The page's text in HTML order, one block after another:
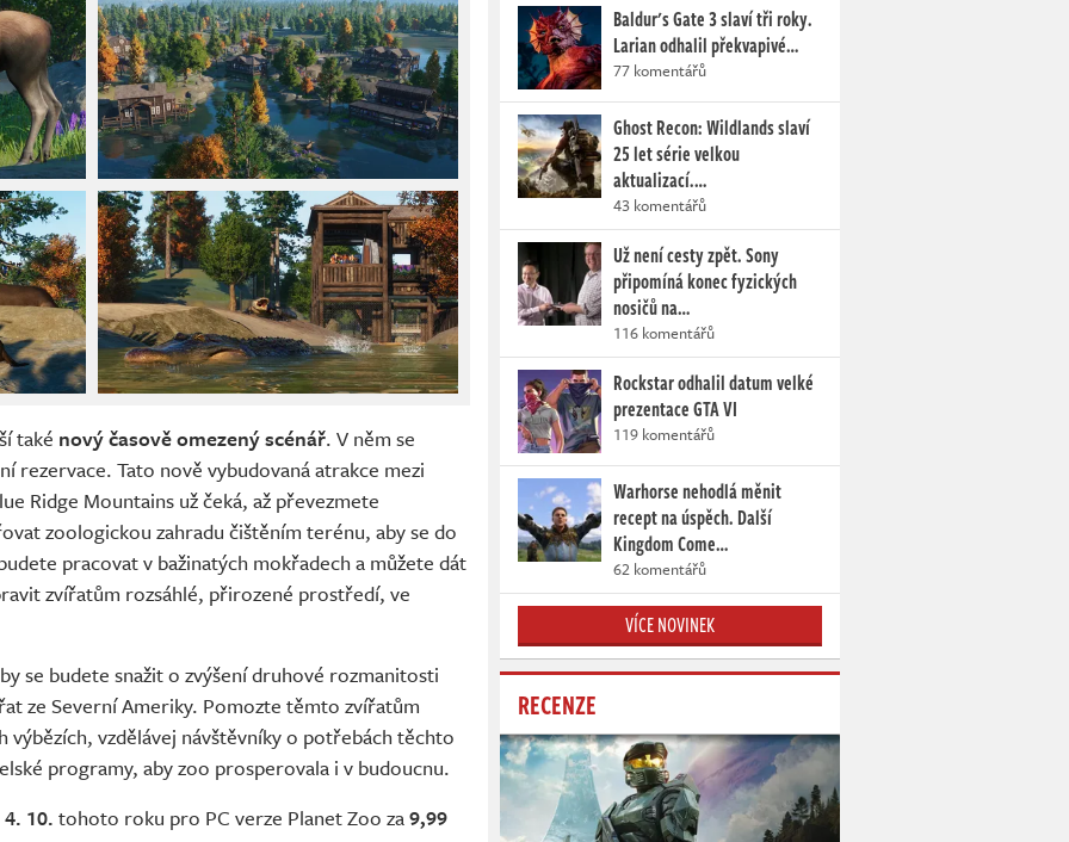
také nový časově omezený scénář. V něm se
rezervace. Tato nově vybudovaná atrakce mezi
Ridge Mountains už čeká, až převezmete
zoologickou zahradu čištěním terénu, aby se do
pracovat v bažinatých mokřadech a můžete dát
zvířatům rozsáhlé, přirozené prostředí, ve
se budete snažit o zvýšení druhové rozmanitosti
ze Severní Ameriky. Pomozte těmto zvířatům
výbězích, vzdělávej návštěvníky o potřebách těchto
programy, aby zoo prosperovala i v budoucnu.
4. 10. tohoto roku pro PC verze Planet Zoo za9,99
Baldur's Gate 3 slaví tři roky.
Larian odhalil překvapivé…
77 komentářů
Ghost Recon: Wildlands slaví
25 let série velkou
aktualizací.…
43 komentářů
Už není cesty zpět. Sony
připomíná konec fyzických
nosičů na…
116 komentářů
Rockstar odhalil datum velké
prezentace GTA VI
119 komentářů
Warhorse nehodlá měnit
recept na úspěch. Další
Kingdom Come…
62 komentářů
VÍCE NOVINEK
RECENZE